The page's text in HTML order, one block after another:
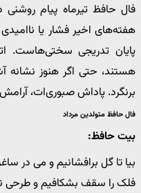
فال حافظ تیرماه پیام روشنی
هفته‌های اخیر فشار یا
پایان تدریجی سختی‌هاست.
هستند، حتی اگر هنوز نشانه
برنگرد. پاداش صبوری‌ات،
فال حافظ متولدین مرداد
بیت حافظ:
بیا تا گل برافشانیم و می در
فلک را سقف بشکافیم و طرحی نو